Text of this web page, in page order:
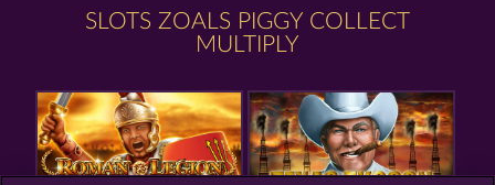
SLOTS ZOALS PIGGY COLLECT
MULTIPLY